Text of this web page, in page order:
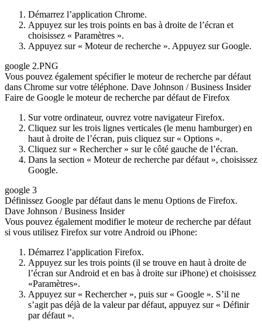
Démarrez l’application Chrome.
Appuyez sur les trois points en bas à droite de l’écran et
choisissez « Paramètres ».
Appuyez sur « Moteur de recherche ». Appuyez sur Google.
google 2.PNG
Vous pouvez également spécifier le moteur de recherche par défaut
dans Chrome sur votre téléphone. Dave Johnson / Business Insider
Faire de Google le moteur de recherche par défaut de Firefox
Sur votre ordinateur, ouvrez votre navigateur Firefox.
Cliquez sur les trois lignes verticales (le menu hamburger) en
haut à droite de l’écran, puis cliquez sur « Options ».
Cliquez sur « Rechercher » sur le côté gauche de l’écran.
Dans la section « Moteur de recherche par défaut », choisissez
Google.
google 3
Définissez Google par défaut dans le menu Options de Firefox.
Dave Johnson / Business Insider
Vous pouvez également modifier le moteur de recherche par défaut
si vous utilisez Firefox sur votre Android ou iPhone:
Démarrez l’application Firefox.
Appuyez sur les trois points (il se trouve en haut à droite de
l’écran sur Android et en bas à droite sur iPhone) et choisissez
«Paramètres».
Appuyez sur « Rechercher », puis sur « Google ». S’il ne
s’agit pas déjà de la valeur par défaut, appuyez sur « Définir
par défaut ».